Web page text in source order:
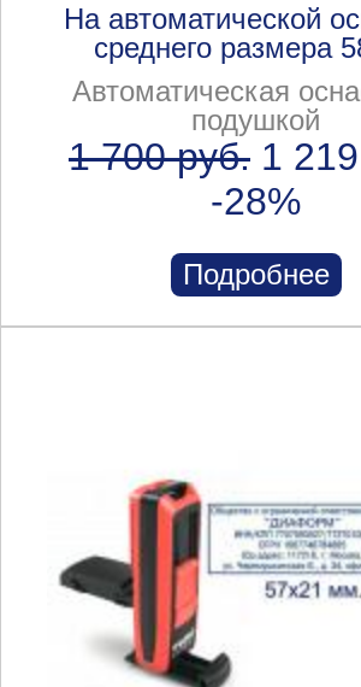
На автоматической
среднего размера
Автоматическая
подушкой
1 700 руб. 1
-28%
Подробнее